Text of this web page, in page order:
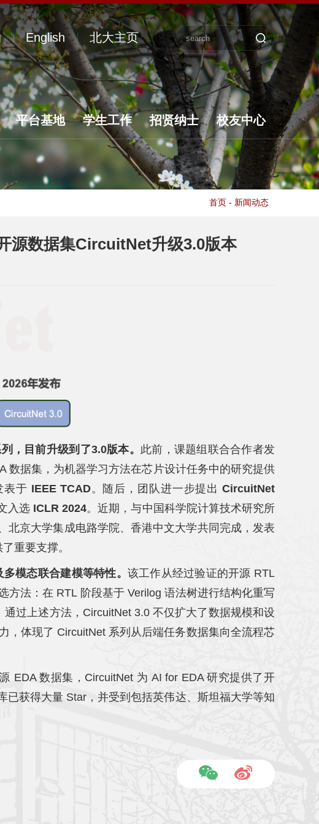
English 北大主页
平台基地 学生工作 招贤纳士 校友中心
首页 - 新闻动态
源数据集CircuitNet升级3.0版本
，目前升级到了3.0版本。 此前，课题组联合合作者发
数据集，为机器学习方法在芯片设计任务中的研究提供
表于 IEEE TCAD。随后，团队进一步提出 CircuitNet
入选 ICLR 2024。近期，与中国科学院计算技术研究所
北京大学集成电路学院、香港中文大学共同完成，发表
重要支撑。
模态联合建模等特性。 该工作从经过验证的开源 RTL
法：在 RTL 阶段基于 Verilog 语法树进行结构化重写
过上述方法，CircuitNet 3.0 不仅扩大了数据规模和设
，体现了 CircuitNet 系列从后端任务数据集向全流程芯
EDA 数据集，CircuitNet 为 AI for EDA 研究提供了开
获得大量 Star，并受到包括英伟达、斯坦福大学等知